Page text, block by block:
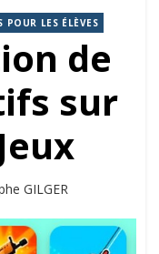
POUR LES ÉLÈVES
de
sur
GILGER